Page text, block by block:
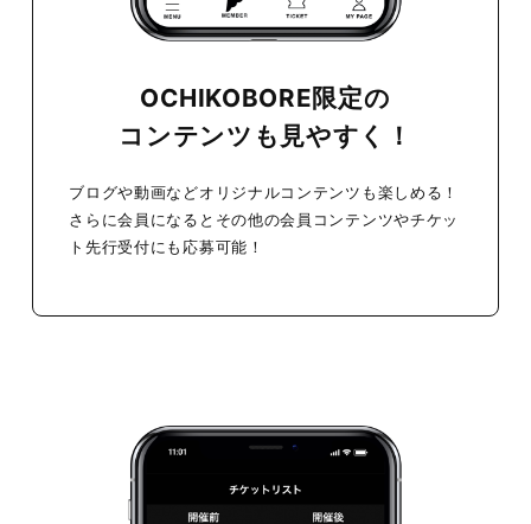
OCHIKOBORE限定の
コンテンツも見やすく！
ブログや動画などオリジナルコンテンツも楽しめる！
さらに会員になるとその他の会員コンテンツやチケッ
ト先行受付にも応募可能！